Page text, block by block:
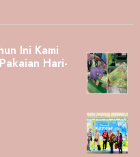
Ini Kami
Hari-